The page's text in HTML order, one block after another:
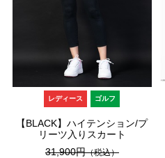
レディース ゴルフ
【BLACK】ハイテンション/プ
リーツ入りスカート
31,900円（税込）